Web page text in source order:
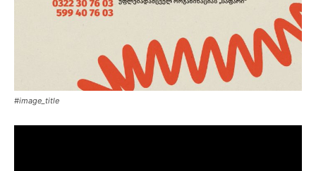
#image_title